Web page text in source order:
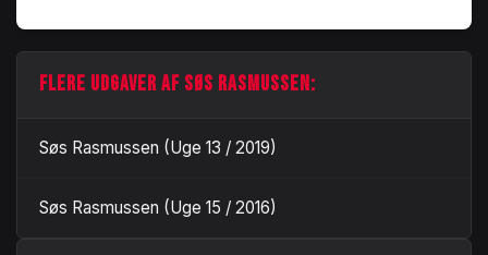
FLERE UDGAVER AF SØS RASMUSSEN:
Søs Rasmussen (Uge 13 / 2019)
Søs Rasmussen (Uge 15 / 2016)